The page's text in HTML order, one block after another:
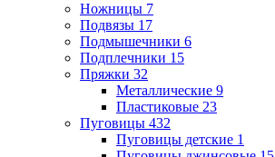
Ножницы 7
Подвязы 17
Подмышечники 6
Подплечники 15
Пряжки 32
Металлические 9
Пластиковые 23
Пуговицы 432
Пуговицы детские 1